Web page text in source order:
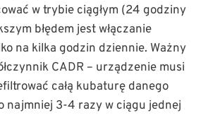
w trybie ciągłym (24 godziny
błędem jest włączanie
na kilka godzin dziennie. Ważny
CADR – urządzenie musi
całą kubaturę danego
najmniej 3-4 razy w ciągu jednej